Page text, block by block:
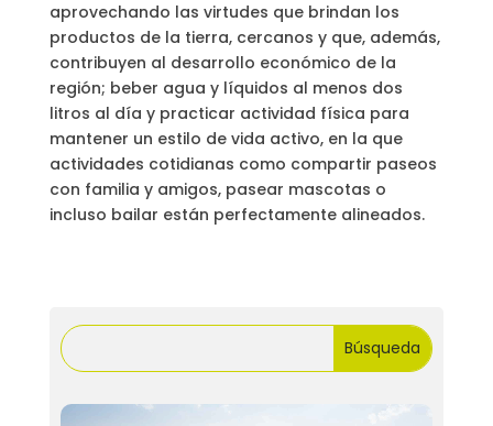
aprovechando las virtudes que brindan los
productos de la tierra, cercanos y que, además,
contribuyen al desarrollo económico de la
región; beber agua y líquidos al menos dos
litros al día y practicar actividad física para
mantener un estilo de vida activo, en la que
actividades cotidianas como compartir paseos
con familia y amigos, pasear mascotas o
incluso bailar están perfectamente alineados.